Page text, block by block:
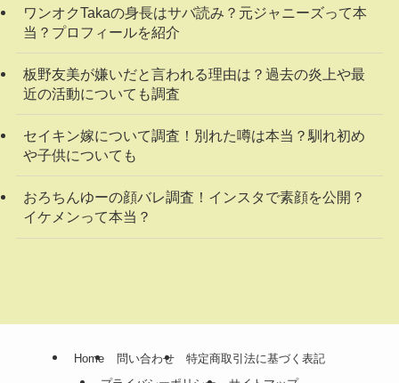
ワンオクTakaの身長はサバ読み？元ジャニーズって本
当？プロフィールを紹介
板野友美が嫌いだと言われる理由は？過去の炎上や最
近の活動についても調査
セイキン嫁について調査！別れた噂は本当？馴れ初め
や子供についても
おろちんゆーの顔バレ調査！インスタで素顔を公開？
イケメンって本当？
Home 問い合わせ
特定商取引法に基づく表記